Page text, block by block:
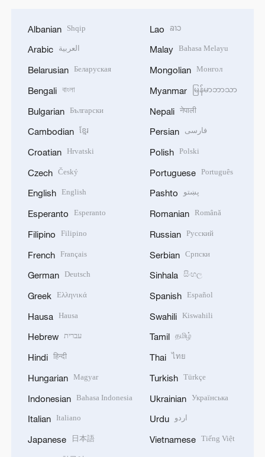
Albanian Shqip
Arabic العربية
Belarusian Беларуская
Bengali বাংলা
Bulgarian Български
Cambodian ខ្មែរ
Croatian Hrvatski
Czech Český
English English
Esperanto Esperanto
Filipino Filipino
French Français
German Deutsch
Greek Ελληνικά
Hausa Hausa
Hebrew עברית
Hindi हिन्दी
Hungarian Magyar
Indonesian Bahasa Indonesia
Italian Italiano
Japanese 日本語
Lao ລາວ
Malay Bahasa Melayu
Mongolian Монгол
Myanmar မြန်မာဘာသာ
Nepali नेपाली
Persian فارسی
Polish Polski
Portuguese Português
Pashto پښتو
Romanian Română
Russian Русский
Serbian Српски
Sinhala සිංහල
Spanish Español
Swahili Kiswahili
Tamil தமிழ்
Thai ไทย
Turkish Türkçe
Ukrainian Українська
Urdu اردو
Vietnamese Tiếng Việt